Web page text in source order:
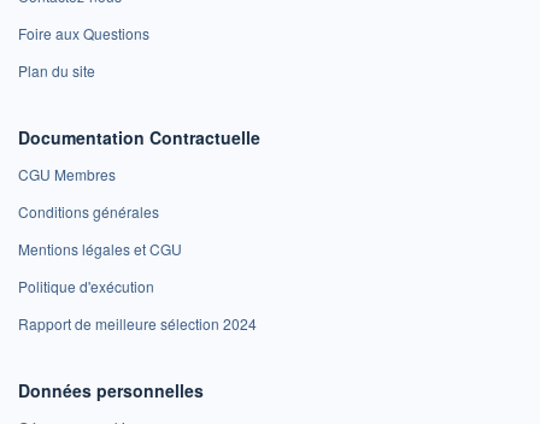
Foire aux Questions
Plan du site
Documentation Contractuelle
CGU Membres
Conditions générales
Mentions légales et CGU
Politique d'exécution
Rapport de meilleure sélection 2024
Données personnelles